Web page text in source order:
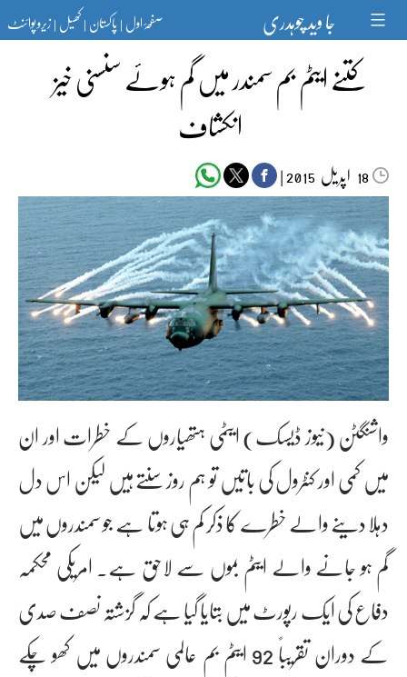
content جا وید چوہدری صفحۂ اول|پاکستان|کھیل|زیرو پوائنٹ
کتنے ایٹم بم سمندر میں گم ہوئے سنسنی خیز
انکشاف
18 اپریل‬‮ |
واشنگٹن (نیوز ڈیسک) ایٹمی ہتھیاروں کے خطرات اور ان
میں کمی اور کنٹرول کی باتیں تو ہم روز سنتے ہیں لیکن اس دل
دہلا دینے والے خطرے کا ذکر کم ہی ہوتا ہے جو سمندروں میں
گم ہو جانے والے ایٹم بموں سے لاحق ہے۔ امریکی محکمہ
دفاع کی ایک رپورٹ میں بتایا گیا ہے کہ گزشتہ نصف صدی
کے دوران تقریباً 92 ایٹم بم عالمی سمندروں میں کھو چکے